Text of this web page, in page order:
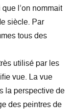
l’on nommait
siècle. Par
tous des
utilisé par les
vue. La vue
la perspective de
des peintres de